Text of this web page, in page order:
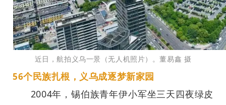
近日，航拍义乌一景（无人机照片）。董易鑫 摄
56个民族扎根，义乌成逐梦新家园
2004年，锡伯族青年伊小军坐三天四夜绿皮